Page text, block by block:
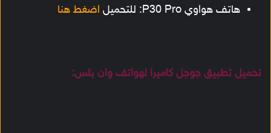
هاتف هواوي P30 Pro: للتحميل اضغط هنا
تحميل تطبيق جوجل كاميرا لهواتف وان بلس: